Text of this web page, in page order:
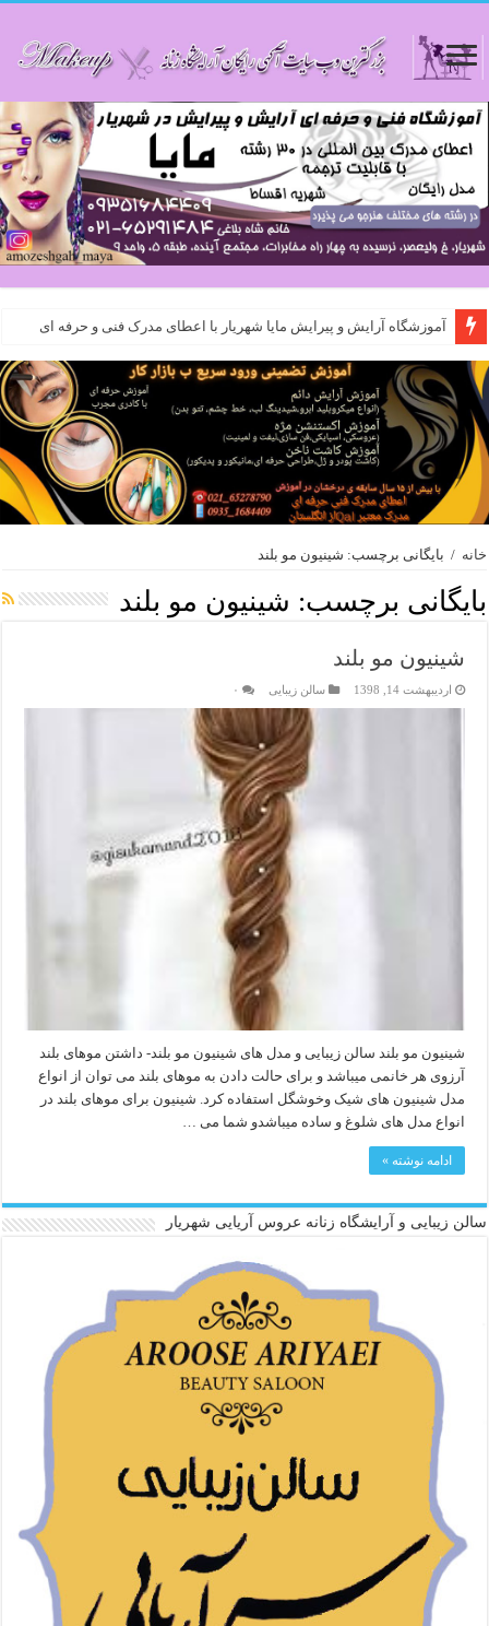
آموزشگاه آرایش و پیرایش مایا شهریار با اعطای مدرک فنی و حرفه ای
خانه / بایگانی برچسب: شینیون مو بلند
بایگانی برچسب: شینیون مو بلند
شینیون مو بلند
اردیبهشت 14, 1398 سالن زیبایی ۰
شینیون مو بلند سالن زیبایی و مدل های شینیون مو بلند- داشتن موهای بلند
آرزوی هر خانمی میباشد و برای حالت دادن به موهای بلند می توان از انواع
مدل شینیون های شیک وخوشگل استفاده کرد. شینیون برای موهای بلند در
انواع مدل های شلوغ و ساده میباشدو شما می …
ادامه نوشته »
سالن زیبایی و آرایشگاه زنانه عروس آریایی شهریار